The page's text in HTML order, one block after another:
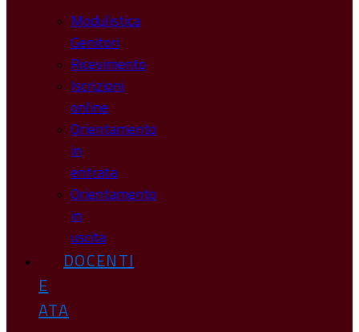
Modulistica
Genitori
Ricevimento
Iscrizioni
online
Orientamento
in
entrata
Orientamento
in
uscita
DOCENTI
E
ATA